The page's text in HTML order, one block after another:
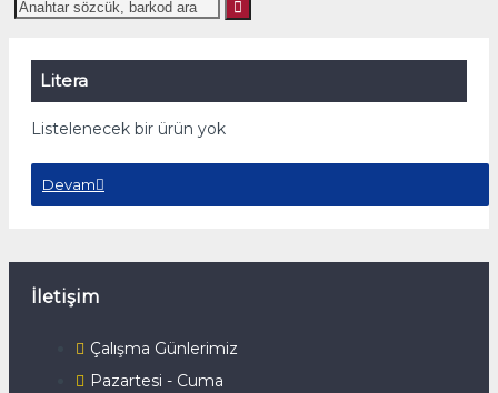
Litera
Listelenecek bir ürün yok
Devam
İletişim
Çalışma Günlerimiz
Pazartesi - Cuma